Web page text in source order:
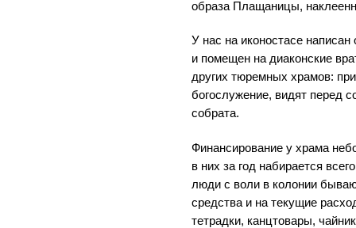
образа Плащаницы,
У нас на иконостасе написан
и помещен на диаконские
других тюремных храмов:
богослужение, видят перед
собрата.
Финансирование у храма
в них за год набирается
люди с воли в колонии
средства и на текущие
тетрадки, канцтовары,